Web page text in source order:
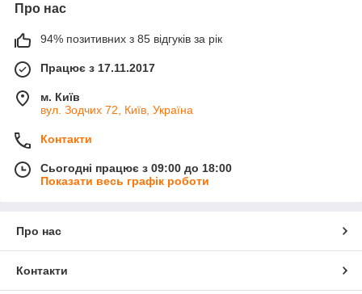
Про нас
94% позитивних з 85 відгуків за рік
Працює з 17.11.2017
м. Київ
вул. Зодчих 72, Київ, Україна
Контакти
Сьогодні працює з 09:00 до 18:00
Показати весь графік роботи
Про нас
Контакти